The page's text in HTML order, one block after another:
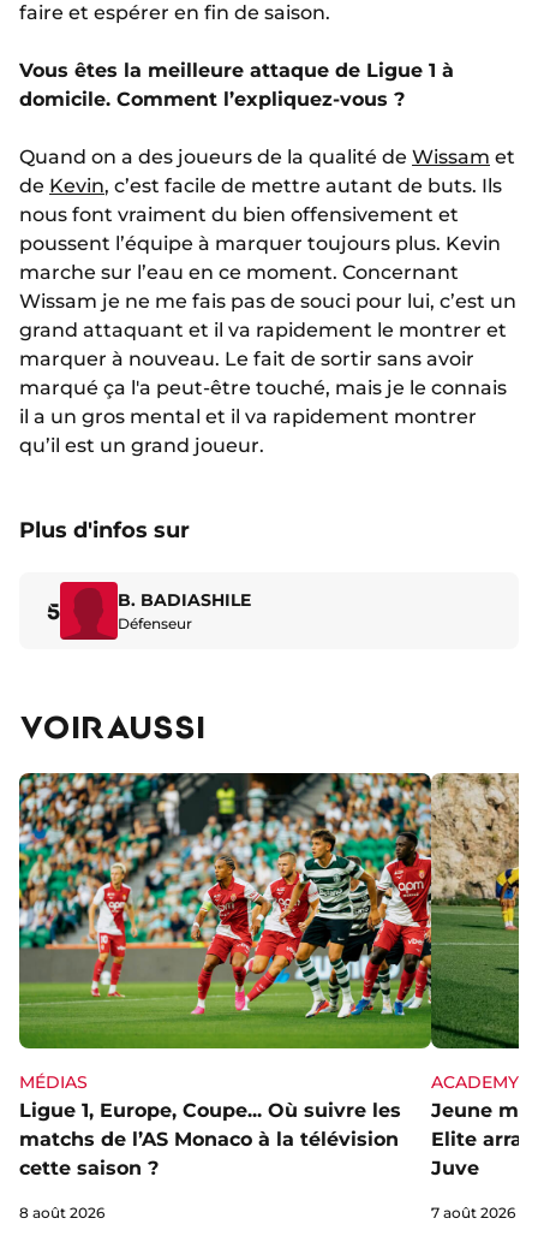
faire et espérer en fin de saison.
Vous êtes la meilleure attaque de Ligue 1 à
domicile. Comment l’expliquez-vous ?
Quand on a des joueurs de la qualité de Wissam et
de Kevin, c’est facile de mettre autant de buts. Ils
nous font vraiment du bien offensivement et
poussent l’équipe à marquer toujours plus. Kevin
marche sur l’eau en ce moment. Concernant
Wissam je ne me fais pas de souci pour lui, c’est un
grand attaquant et il va rapidement le montrer et
marquer à nouveau. Le fait de sortir sans avoir
marqué ça l'a peut-être touché, mais je le connais
il a un gros mental et il va rapidement montrer
qu’il est un grand joueur.
Plus d'infos sur
5 B. BADIASHILE
Défenseur
VOIR AUSSI
MÉDIAS
Ligue 1, Europe, Coupe... Où suivre les
matchs de l’AS Monaco à la télévision
cette saison ?
8 août 2026
ACADEMY
Jeune
Elite
Juve
7 août 2026